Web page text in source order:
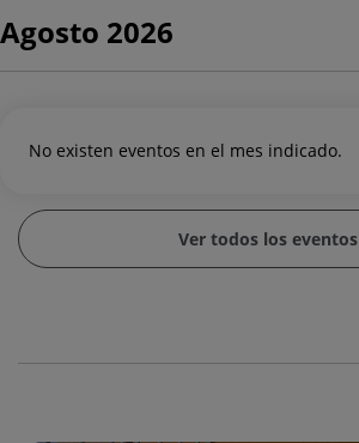
Agosto 2026
No existen eventos en el mes indicado.
Ver todos los eventos